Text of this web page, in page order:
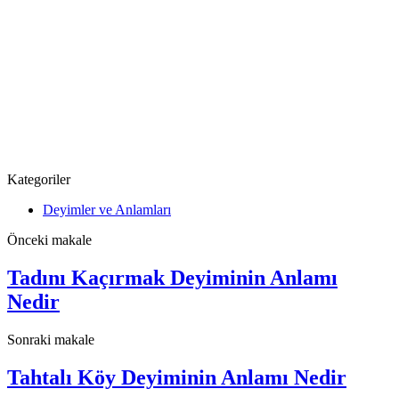
Kategoriler
Deyimler ve Anlamları
Önceki makale
Tadını Kaçırmak Deyiminin Anlamı
Nedir
Sonraki makale
Tahtalı Köy Deyiminin Anlamı Nedir